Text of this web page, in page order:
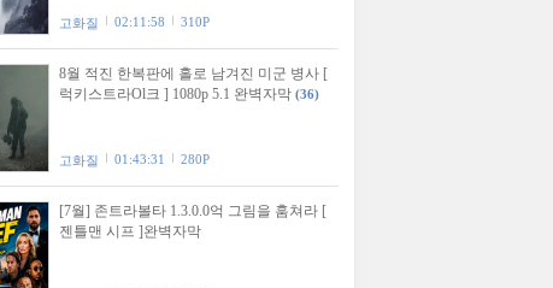
고화질 02:11:58 310P
8월 적진 한복판에 홀로 남겨진 미군 병사 [
럭키스트라Ol크 ] 1080p 5.1 완벽자막 (36)
고화질 01:43:31 280P
[7월] 존트라볼타 1.3.0.0억 그림을 훔쳐라 [
젠틀맨 시프 ]완벽자막